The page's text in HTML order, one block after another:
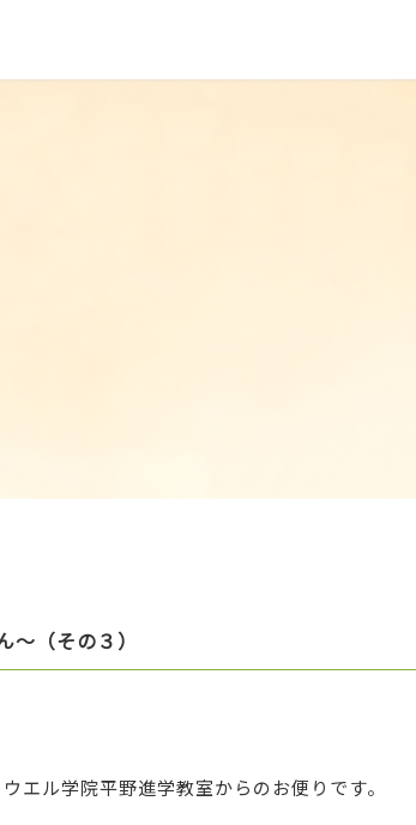
～（その３）
ル学院平野進学教室からのお便りです。